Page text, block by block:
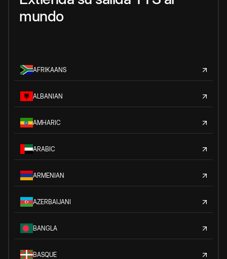
mundo
AFRIKAANS
ALBANIAN
AMHARIC
ARABIC
ARMENIAN
AZERBAIJANI
BANGLA
BASQUE